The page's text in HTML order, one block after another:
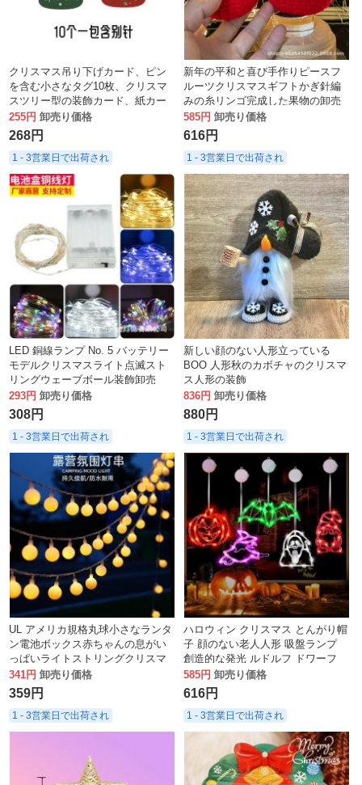
クリスマス吊り下げカード、ピン
を含む小さなタグ10枚、クリスマ
スツリー型の装飾カード、紙カー
ド
255円 卸売り価格
268円
1 - 3営業日で出荷され
新年の平和と喜び手作りピースフ
ルーツクリスマスギフトかぎ針編
みの糸リンゴ完成した果物の卸売
585円 卸売り価格
616円
1 - 3営業日で出荷され
LED 銅線ランプ No. 5 バッテリー
モデルクリスマスライト点滅スト
リングウェーブボール装飾卸売
293円 卸売り価格
308円
1 - 3営業日で出荷され
新しい顔のない人形立っている
BOO 人形秋のカボチャのクリスマ
ス人形の装飾
836円 卸売り価格
880円
1 - 3営業日で出荷され
UL アメリカ規格丸球小さなランタ
ン電池ボックス赤ちゃんの息がい
っぱいライトストリングクリスマ
スルーム装飾スターライトストリ
ング
341円 卸売り価格
359円
1 - 3営業日で出荷され
ハロウィン クリスマス とんがり帽
子 顔のない老人人形 吸盤ランプ
創造的な発光 ルドルフ ドワーフ
585円 卸売り価格
616円
1 - 3営業日で出荷され